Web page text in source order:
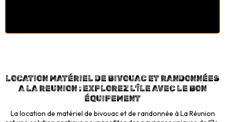
LOCATION MATÉRIEL DE BIVOUAC ET RANDONNÉES
A LA REUNION : EXPLOREZ L'ÎLE AVEC LE BON
ÉQUIPEMENT
La location de matériel de bivouac et de randonnée à La Réunion